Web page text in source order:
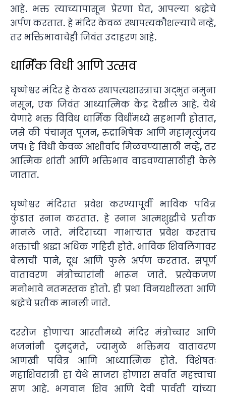
आहे. भक्त त्याच्यापासून प्रेरणा घेत, आपल्या श्रद्धेचे
अर्पण करतात. हे मंदिर केवळ स्थापत्यकौशल्याचे नव्हे,
तर भक्तिभावाचेही जिवंत उदाहरण आहे.
धार्मिक विधी आणि उत्सव
घृष्णेश्वर मंदिर हे केवळ स्थापत्यशास्त्राचा अद्भुत नमुना
नसून, एक जिवंत आध्यात्मिक केंद्र देखील आहे. येथे
येणारे भक्त विविध धार्मिक विधींमध्ये सहभागी होतात,
जसे की पंचामृत पूजन, रुद्राभिषेक आणि महामृत्युंजय
जप! हे विधी केवळ आशीर्वाद मिळवण्यासाठी नव्हे, तर
आत्मिक शांती आणि भक्तिभाव वाढवण्यासाठीही केले
जातात.
घृष्णेश्वर मंदिरात प्रवेश करण्यापूर्वी भाविक पवित्र
कुंडात स्नान करतात. हे स्नान आत्मशुद्धीचे प्रतीक
मानले जाते. मंदिराच्या गाभाऱ्यात प्रवेश करताच
भक्तांची श्रद्धा अधिक गहिरी होते. भाविक शिवलिंगावर
बेलाची पाने, दूध आणि फुले अर्पण करतात. संपूर्ण
वातावरण मंत्रोच्चारांनी भारून जाते. प्रत्येकजण
मनोभावे नतमस्तक होतो. ही प्रथा विनयशीलता आणि
श्रद्धेचे प्रतीक मानली जाते.
दररोज होणाऱ्या आरतीमध्ये मंदिर मंत्रोच्चार आणि
भजनांनी दुमदुमते, ज्यामुळे भक्तिमय वातावरण
आणखी पवित्र आणि आध्यात्मिक होते. विशेषतः
महाशिवरात्री हा येथे साजरा होणारा सर्वांत महत्त्वाचा
सण आहे. भगवान शिव आणि देवी पार्वती यांच्या